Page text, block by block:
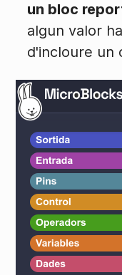
un bloc
algun valor
d'incloure un